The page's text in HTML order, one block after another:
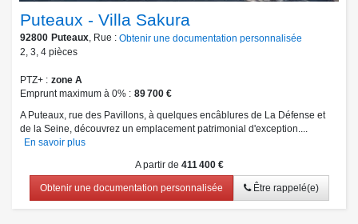
Puteaux - Villa Sakura
92800 Puteaux, Rue : Obtenir une documentation personnalisée
2, 3, 4 pièces
PTZ+
zone A
Emprunt maximum à 0%
89 700 €
A Puteaux, rue des Pavillons, à quelques encâblures de La Défense et
de la Seine, découvrez un emplacement patrimonial d'exception....
En savoir plus
A partir de 411 400 €
Obtenir une documentation personnalisée Être rappelé(e)